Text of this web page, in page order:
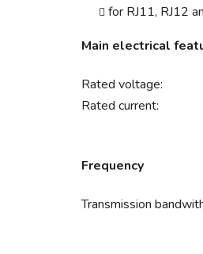
for RJ11, RJ12
Main electrical
Rated voltage:
Rated current:
Frequency
Transmission